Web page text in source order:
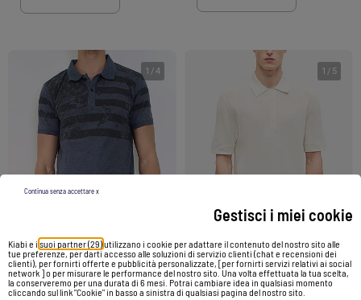
Gestisci i miei cookie
Kiabi e i suoi partner (29)utilizzano i cookie per adattare il contenuto del nostro sito alle
tue preferenze, per darti accesso alle soluzioni di servizio clienti (chat e recensioni dei
clienti), per fornirti offerte e pubblicità personalizzate, [per fornirti servizi relativi ai social
network ] o per misurare le performance del nostro sito. Una volta effettuata la tua scelta,
la conserveremo per una durata di 6 mesi. Potrai cambiare idea in qualsiasi momento
cliccando sul link "Cookie" in basso a sinistra di qualsiasi pagina del nostro sito.
Continua senza accettare x
1 /4
-56%
1 / 5